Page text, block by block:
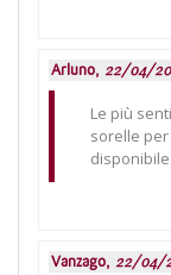
Arluno, 22/04/
Le più
sorelle
Vanzago, 22/04/